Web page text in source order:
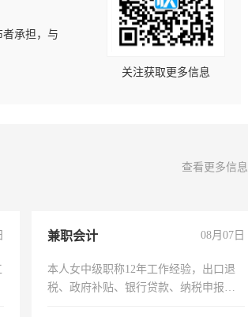
承担，与
关注获取更多信息
查看更多信息
兼职会计 08月07日
本人女中级职称12年工作经验，出口退
税、政府补贴、银行贷款、纳税申报、